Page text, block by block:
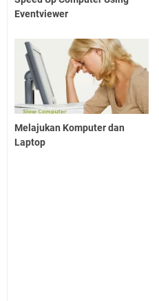
Eventviewer
Melajukan Komputer dan
Laptop